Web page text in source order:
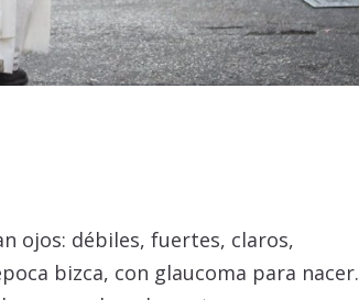
ojos: débiles, fuertes, claros,
bizca, con glaucoma para nacer.